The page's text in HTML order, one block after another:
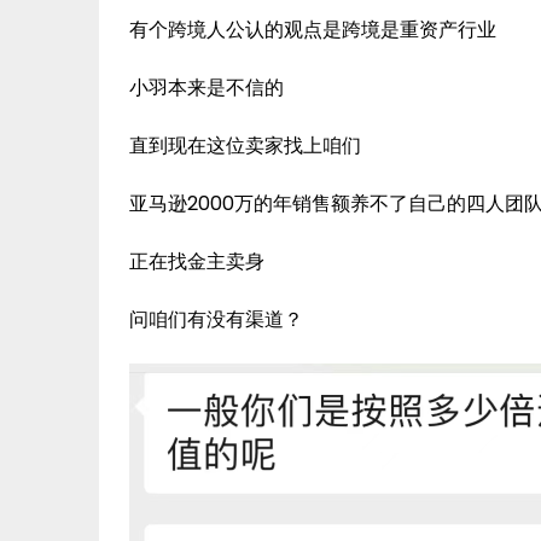
有个跨境人公认的观点是跨境是重资产行业
小羽本来是不信的
直到现在这位卖家找上咱们
亚马逊2000万的年销售额养不了自己的四人团
正在找金主卖身
问咱们有没有渠道？